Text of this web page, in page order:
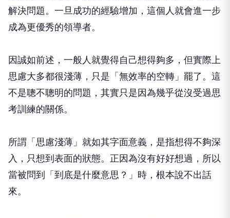
解決問題。一旦成功的經驗增加，這個人就會進一步
成為更優秀的領導者。
因誠如前述，一般人就覺得自己想得夠多，但實際上
思慮大多都很淺薄，只是「無效率的空轉」罷了。這
不是聰不聰明的問題，其實只是因為幾乎從沒受過思
考訓練的關係。
所謂「思慮淺薄」就如其字面意義，是指想得不夠深
入，只想到表面的狀態。正因為沒有好好想過，所以
當被問到「到底是什麼意思？」時，根本說不出話
來。